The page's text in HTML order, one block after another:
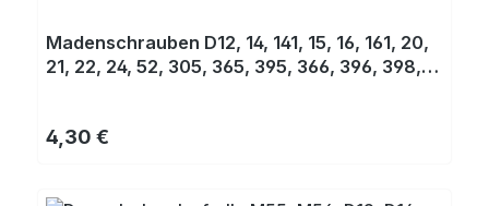
Madenschrauben D12, 14, 141, 15, 16, 161, 20,
21, 22, 24, 52, 305, 365, 395, 366, 396, 398,
Regulärer Preis:
4,30 €